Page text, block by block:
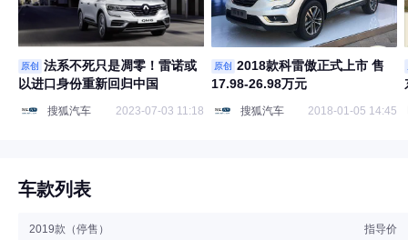
原创
法系不死只是凋零！雷诺或
以进口身份重新回归中国
搜狐汽车 2023-07-03 11:18
原创
2018款科雷傲正式上市 售
17.98-26.98万元
搜狐汽车 2018-01-05 14:45
车款列表
2019款（停售） 指导价